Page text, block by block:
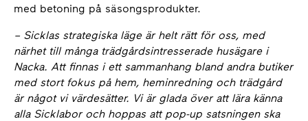
med betoning på säsongsprodukter.
– Sicklas strategiska läge är helt rätt för oss, med
närhet till många trädgårdsintresserade husägare i
Nacka. Att finnas i ett sammanhang bland andra butiker
med stort fokus på hem, heminredning och trädgård
är något vi värdesätter. Vi är glada över att lära känna
alla Sicklabor och hoppas att pop-up satsningen ska